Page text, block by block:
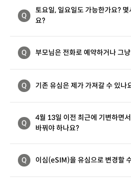
Q
토요일, 일요일도 가능한가요?
요?
Q 부모님은 전화로 예약하거나 그
Q 기존 유심은 제가 가져갈 수 있나
Q
4월 13일 이전 최근에 기변하면
바꿔야 하나요?
Q 이심(eSIM)을 유심으로 변경할